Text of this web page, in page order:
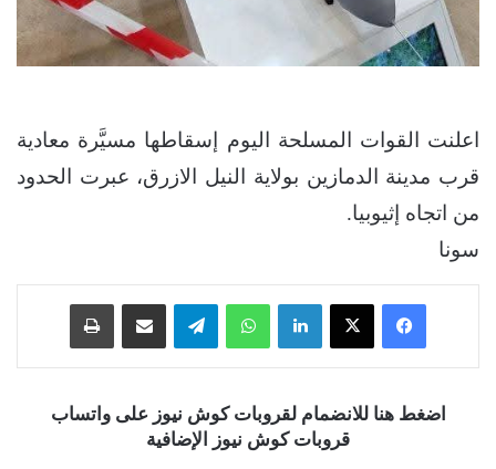
اعلنت القوات المسلحة اليوم إسقاطها مسيَّرة معادية
قرب مدينة الدمازين بولاية النيل الازرق، عبرت الحدود
من اتجاه إثيوبيا.
سونا
فيسبوك ‫X لينكدإن واتساب تيلقرام
اضغط هنا للانضمام لقروبات كوش نيوز على واتساب
قروبات كوش نيوز الإضافية